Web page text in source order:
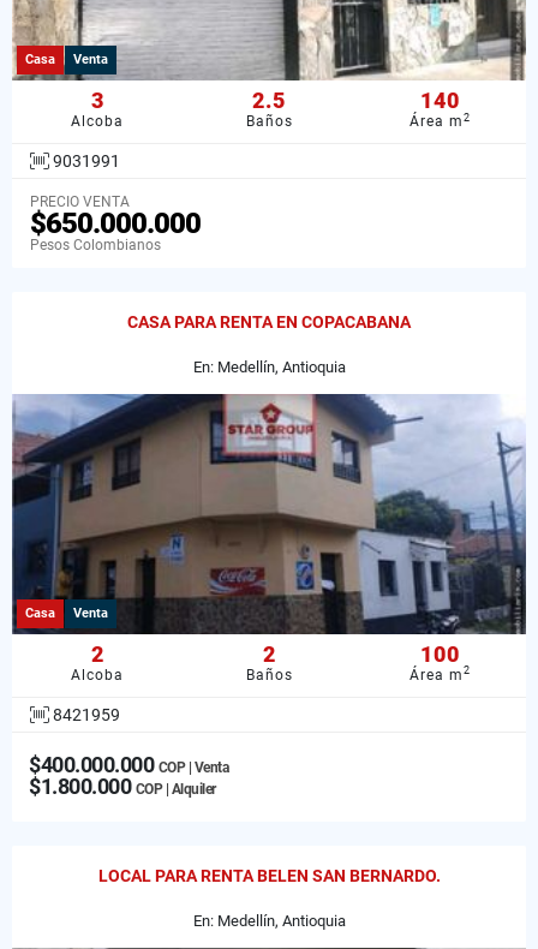
Casa Venta
3
Alcoba
2.5
Baños
140
Área m2
9031991
PRECIO VENTA
$650.000.000
Pesos Colombianos
CASA PARA RENTA EN COPACABANA
En: Medellín, Antioquia
Casa Venta
2
Alcoba
2
Baños
100
Área m2
8421959
$400.000.000 COP | Venta
$1.800.000 COP | Alquiler
LOCAL PARA RENTA BELEN SAN BERNARDO.
En: Medellín, Antioquia